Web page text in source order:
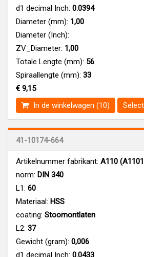
d1 decimal Inch: 0.0394
Diameter (mm): 1,00
Diameter (Inch):
ZV_Diameter: 1,00
Totale Lengte (mm): 56
Spiraallengte (mm): 33
€ 9,15
In de winkelwagen (10)
41-10174-664
Artikelnummer fabrikant: A110
norm: DIN 340
L1: 60
Materiaal: HSS
coating: Stoomontlaten
L2: 37
Gewicht (gram): 0,006
d1 decimal Inch: 0.0433